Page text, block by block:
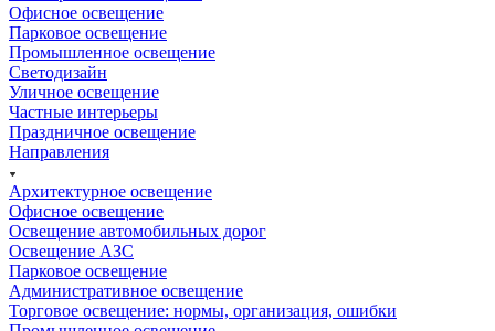
Офисное освещение
Парковое освещение
Промышленное освещение
Светодизайн
Уличное освещение
Частные интерьеры
Праздничное освещение
Направления
Архитектурное освещение
Офисное освещение
Освещение автомобильных дорог
Освещение АЗС
Парковое освещение
Административное освещение
Торговое освещение: нормы, организация, ошибки